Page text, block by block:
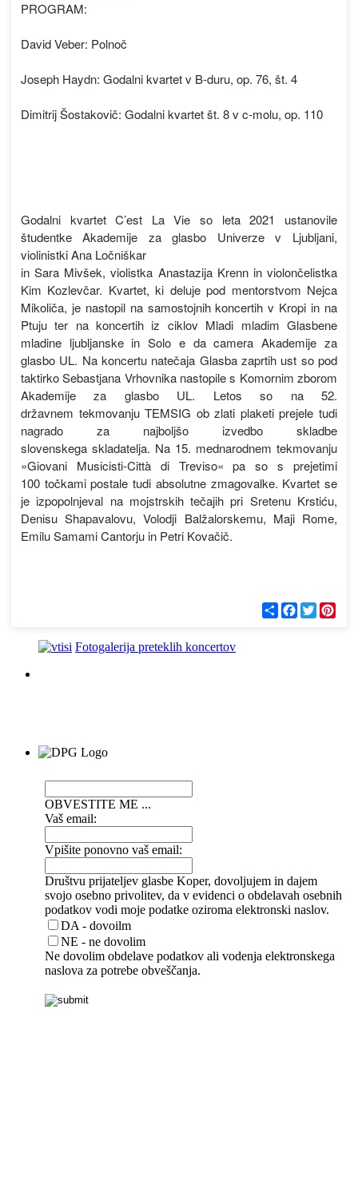
PROGRAM:
David Veber: Polnoč
Joseph Haydn: Godalni kvartet v B-duru, op. 76, št. 4
Dimitrij Šostakovič: Godalni kvartet št. 8 v c-molu, op. 110
Godalni kvartet C’est La Vie so leta 2021 ustanovile
študentke Akademije za glasbo Univerze v Ljubljani,
violinistki Ana Ločniškar
in Sara Mivšek, violistka Anastazija Krenn in violončelistka
Kim Kozlevčar. Kvartet, ki deluje pod mentorstvom Nejca
Mikoliča, je nastopil na samostojnih koncertih v Kropi in na
Ptuju ter na koncertih iz ciklov Mladi mladim Glasbene
mladine ljubljanske in Solo e da camera Akademije za
glasbo UL. Na koncertu natečaja Glasba zaprtih ust so pod
taktirko Sebastjana Vrhovnika nastopile s Komornim zborom
Akademije za glasbo UL. Letos so na 52.
državnem tekmovanju TEMSIG ob zlati plaketi prejele tudi
nagrado za najboljšo izvedbo skladbe
slovenskega skladatelja. Na 15. mednarodnem tekmovanju
»Giovani Musicisti-Città di Treviso« pa so s prejetimi
100 točkami postale tudi absolutne zmagovalke. Kvartet se
je izpopolnjeval na mojstrskih tečajih pri Sretenu Krstiću,
Denisu Shapavalovu, Volodji Balžalorskemu, Maji Rome,
Emilu Samami Cantorju in Petri Kovačič.
С
п
F
a
T
w
Fotogalerija preteklih koncertov